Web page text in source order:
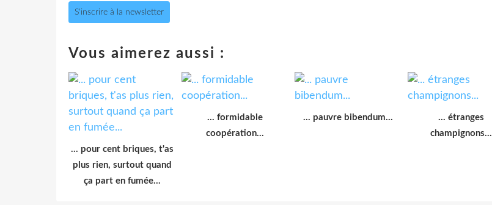
S'inscrire à la newsletter
Vous aimerez aussi :
... pour cent briques, t'as
plus rien, surtout quand
ça part en fumée...
... formidable
coopération...
... pauvre bibendum...
... étranges
champignons...